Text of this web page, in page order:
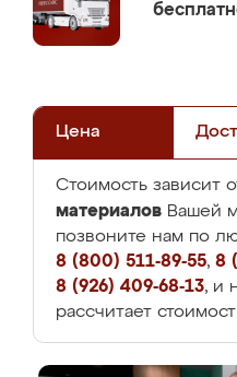
Цена
Стоимость зависит
материалов Вашей
позвоните нам по
8 (800) 511-89-55, 8
8 (926) 409-68-13, и
рассчитает